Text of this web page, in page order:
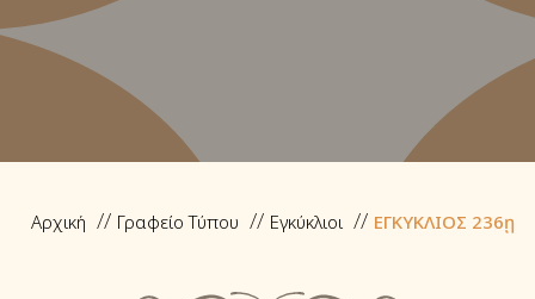
Αρχική Γραφείο Τύπου Εγκύκλιοι ΕΓΚΥΚΛΙΟΣ 236ῃ